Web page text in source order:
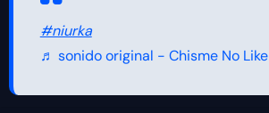
#niurka
♬ sonido original - Chisme No Like